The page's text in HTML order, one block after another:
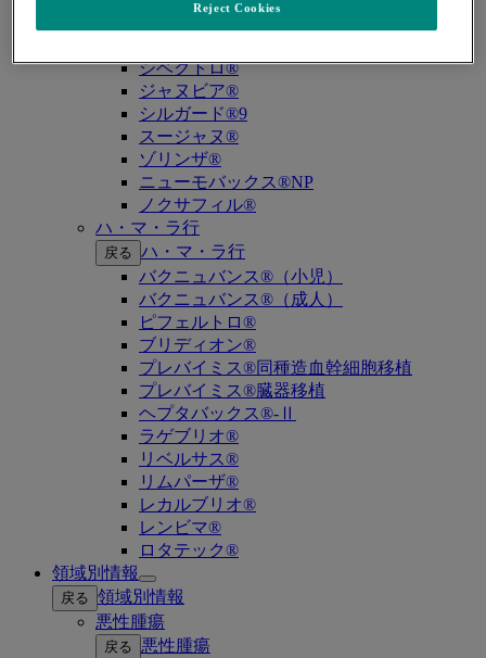
サ・タ・ナ行
シベクトロ®
ジャヌビア®
シルガード®9
スージャヌ®
ゾリンザ®
ニューモバックス®NP
ノクサフィル®
ハ・マ・ラ行
戻る ハ・マ・ラ行
バクニュバンス®（小児）
バクニュバンス®（成人）
ピフェルトロ®
ブリディオン®
プレバイミス®同種造血幹細胞移植
プレバイミス®臓器移植
ヘプタバックス®-Ⅱ
ラゲブリオ®
リベルサス®
リムパーザ®
レカルブリオ®
レンビマ®
ロタテック®
領域別情報
Open
submenu
戻る 領域別情報
悪性腫瘍
戻る
悪性腫瘍
Reject Cookies